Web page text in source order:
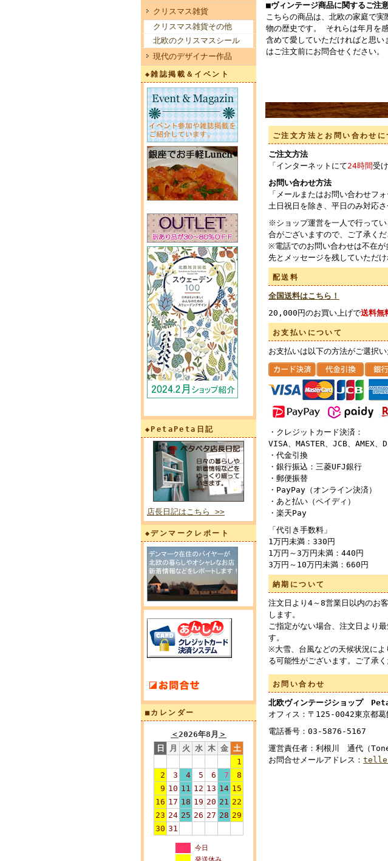
クリスマス雑貨
クリスマス雑貨その他
北欧のクリスマスシール
現代のデザイナー作品
◆雑誌掲載＆イベント
◆PetaPeta日記
店長日記はこちら >>
◆デンマークレポート
■カレンダー
＜2026年8月 ＞
日
月 火 水 木 金 土
1
2
3 4 5 6 7
8
9 10 11 12 13 14 15
16 17 18 19 20 21 22
23 24 25 26 27 28 29
30 31
今日
■ヴィンテージ商品に関するご注
こちらの商品は、北欧の家庭で
物の歴史です。 それらは年月を
含めて愛していただければと思
はご注文前にお問合せください。
ご注文方法とお問い合わせに
ご注文方法
「インターネットにて24時間受
お問い合わせ方法
「メールまたはお問い合わせフ
土日祝日を除き、平日のみ対応さ
※ショップ運営を一人で行って
合がございますので、ご了承くだ
※電話でのお問い合わせは不在
先とメッセージを残していただ
配送料
全国送料はこちら！
20,000円のお買い上げで送料無
お支払いについて
お支払いは以下の方法がご選択い
・クレジットカード決済：
VISA、MASTER、JCB、AMEX
・代金引換
・銀行振込：三菱UFJ銀行
・郵便振替
・PayPay（オンライン決済）
・あと払い（ペイディ）
・楽天Pay
「代引き手数料」
1万円未満：330円
1万円～3万円未満：440円
3万円～10万円未満：660円
納期について
注文日より4～8営業日以内のお
します。
ご指定がない場合、注文日より
す。
※大雪、台風などの天候状況によ
る可能性がございます。ご了承く
お問い合わせ
北欧ヴィンテージショップ
オフィス：〒125-0042東京都
電話番号：03-5876-5167
運営責任者：利根川 通代（
お問合せメールアドレス：